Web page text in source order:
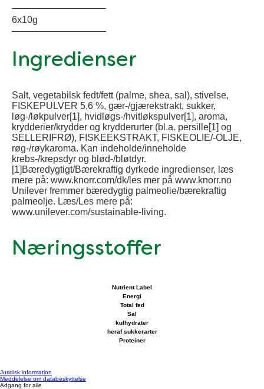
6x10g
Ingredienser
Salt, vegetabilsk fedt/fett (palme, shea, sal), stivelse,
FISKEPULVER 5,6 %, gær-/gjærekstrakt, sukker,
løg-/løkpulver[1], hvidløgs-/hvitløkspulver[1], aroma,
krydderier/krydder og krydderurter (bl.a. persille[1] og
SELLERIFRØ), FISKEEKSTRAKT, FISKEOLIE/-OLJE,
røg-/røykaroma. Kan indeholde/inneholde
krebs-/krepsdyr og blød-/bløtdyr.
[1]Bæredygtigt/Bærekraftig dyrkede ingredienser, læs
mere på: www.knorr.com/dk/les mer på www.knorr.no
Unilever fremmer bæredygtig palmeolie/bærekraftig
palmeolje. Læs/Les mere på:
www.unilever.com/sustainable-living.
Næringsstoffer
Nutrient Label
Energi
Total fed
Sal
kulhydrater
heraf sukkerarter
Proteiner
Juridisk information
Meddelelse om databeskyttelse
Adgang for alle